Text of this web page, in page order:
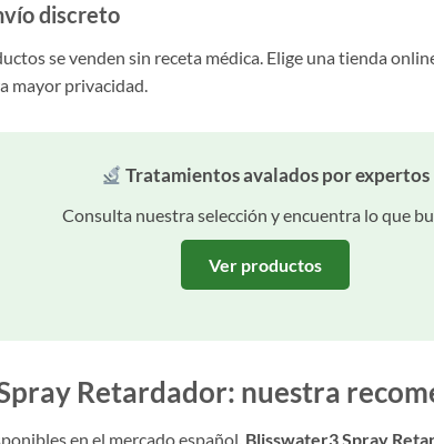
discreto
se venden sin receta médica. Elige una tienda
mayor privacidad.
Tratamientos avalados por expertos
Consulta nuestra selección y encuentra lo que
Ver productos
Retardador: nuestra
en el mercado español, Blisswater3 Spray